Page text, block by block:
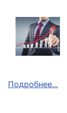
Подробнее...